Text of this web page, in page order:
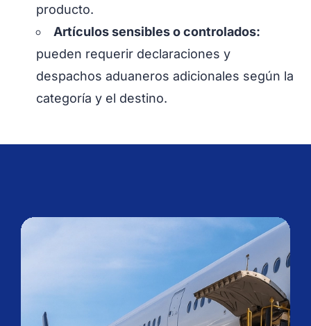
producto.
Artículos sensibles o controlados:
pueden requerir declaraciones y
despachos aduaneros adicionales según la
categoría y el destino.